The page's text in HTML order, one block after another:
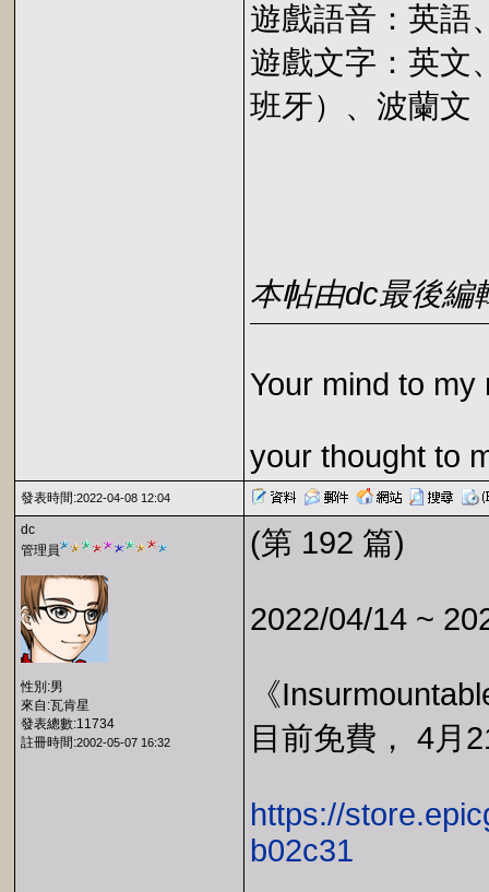
遊戲語音：英語
遊戲文字：英文
班牙）、波蘭文
本帖由dc最後編
Your mind to my
your thought to
發表時間:2022-04-08 12:04
dc
管理員
性別:男
來自:瓦肯星
發表總數:11734
註冊時間:2002-05-07 16:32
(第 192 篇)
2022/04/14 ~
《
目前免費， 4月
https://
b02c31